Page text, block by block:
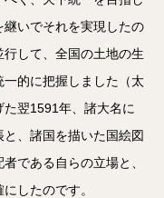
いでそれを実現したの
して、全国の土地の生
的に把握しました（太
翌1591年、諸大名に
、諸国を描いた国絵図
である自らの立場と、
したのです。